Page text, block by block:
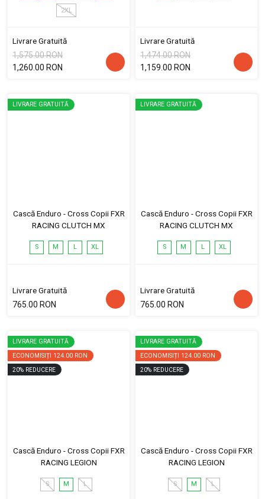
2XL
Livrare Gratuită
1,575.00 RON
1,260.00 RON
Livrare Gratuită
1,474.00 RON
1,159.00 RON
LIVRARE GRATUITĂ
Cască Enduro - Cross Copii FXR
RACING CLUTCH MX
S M L XL
Livrare Gratuită
765.00 RON
LIVRARE GRATUITĂ
Cască Enduro - Cross Copii FXR
RACING CLUTCH MX
S M L XL
Livrare Gratuită
765.00 RON
LIVRARE GRATUITĂ
ECONOMISIȚI 124.00 RON
20% REDUCERE
Cască Enduro - Cross Copii FXR
RACING LEGION
S M L
LIVRARE GRATUITĂ
ECONOMISIȚI 124.00 RON
20% REDUCERE
Cască Enduro - Cross Copii FXR
RACING LEGION
S M L